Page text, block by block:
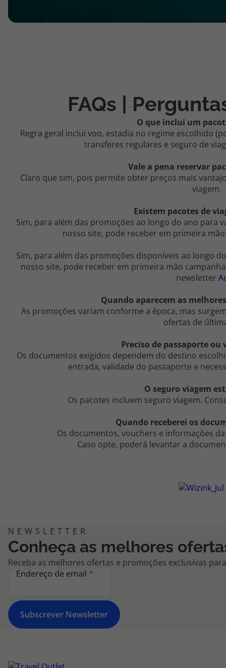
FAQs |
O que inclui um
Regra geral inclui voo, estadia no regime escolhido
transferes regulares e seguro de
Vale a pena reservar
Claro que sim, pois permite obter preços mais
viagem.
Existem pacotes de
Sim, para além das promoções ao longo do ano para
nosso site, pode receber em primeira
Sim, para além das promoções disponíveis ao longo
nosso site, pode receber em primeira mão
newsletter
Quando aparecem as
As promoções variam conforme a época, mas
ofertas de
Preciso de passaporte
Os documentos exigidos dependem do destino
entrada, validade do passaporte e
O seguro viagem
Os pacotes incluem seguro viagem.
Quando receberei os
Os documentos, vouchers e informações
Caso opte, poderá levantar a
Conheça as melhores
Receba as melhores ofertas e promoções exclusivas
Endereço de email *
Subscrever Newsletter